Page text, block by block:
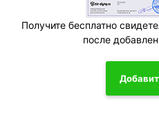
Получите бесплатно
после